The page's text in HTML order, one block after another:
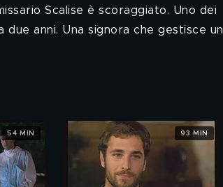
Scalise è scoraggiato. Uno dei
anni. Una signora che gestisce un
54 MIN 93 MIN